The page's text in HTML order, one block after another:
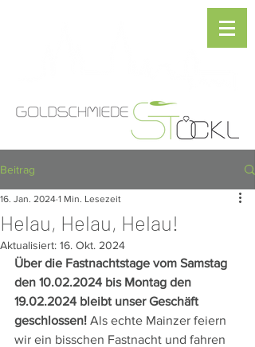
Beitrag
Helau, Helau, Helau!
16. Jan. 2024 1 Min. Lesezeit
Aktualisiert: 16. Okt. 2024
Über die Fastnachtstage vom Samstag
den 10.02.2024 bis Montag den
19.02.2024 bleibt unser Geschäft
geschlossen! Als echte Mainzer feiern
wir ein bisschen Fastnacht und fahren